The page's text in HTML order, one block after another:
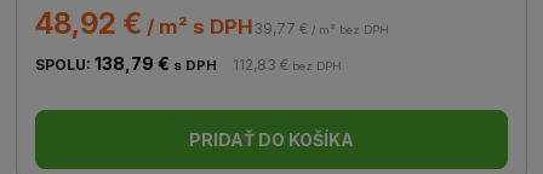
48,92 € / m² s DPH39,77 € / m² bez DPH
SPOLU:138,79 € s DPH 112,83 € bez DPH
PRIDAŤ DO KOŠÍKA